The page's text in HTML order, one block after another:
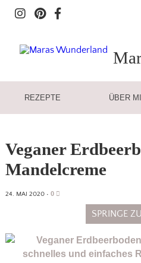
REZEPTE ÜBER
Veganer
Mandelcreme
24. MAI 2020• 0
SPRINGE